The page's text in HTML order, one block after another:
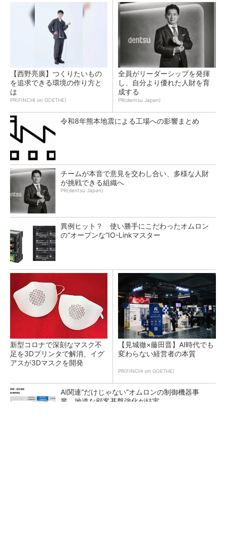
【西野亮廣】つくりたいもの
を追求できる環境の作り方と
は
PR(FINCHI on GOETHE)
全員がリーダーシップを発揮
し、自分より優れた人財を育
成する
PR(dentsu Japan)
令和8年熊本地震による工場への影響まとめ
チームが本音で意見を交わし合い、多様な人財
が挑戦できる組織へ
PR(dentsu Japan)
異例ヒット？ 使い勝手にこだわったオムロン
の“オープンな”IO-Linkマスター
新型コロナで深刻なマスク不
足を3Dプリンタで解消、イグ
アスが3Dマスクを開発
【見城徹×藤田晋】AI時代でも
変わらない経営者の本質
PR(FINCHI on GOETHE)
AI関連“だけじゃない”オムロンの制御機器事
業、地道な顧客基盤強化が結実